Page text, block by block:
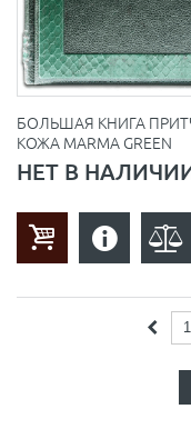
БОЛЬШАЯ КНИГА
КОЖА MARMA GREEN
НЕТ В
1